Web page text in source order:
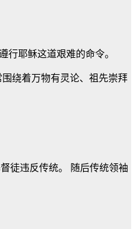
耶稣这道艰难的命令。
绕着万物有灵论、祖先崇拜
徒违反传统。 随后传统领袖